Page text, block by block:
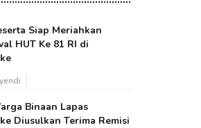
Siap Meriahkan
HUT Ke 81 RI di
Binaan Lapas
Diusulkan Terima Remisi